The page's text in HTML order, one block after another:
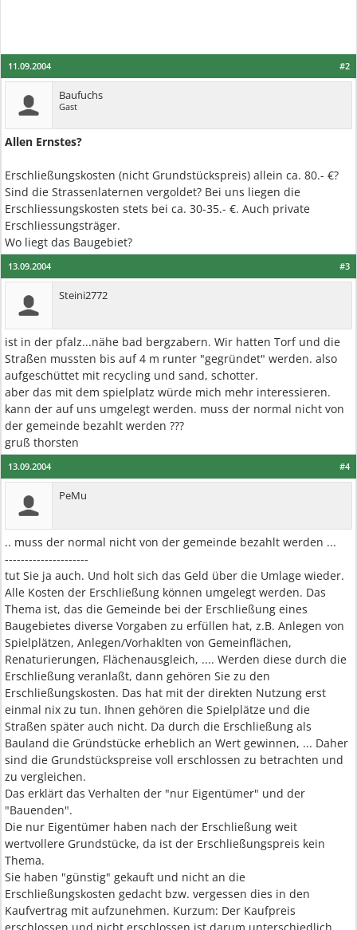
#2
11.09.2004
Baufuchs
Gast
Allen Ernstes?
Erschließungskosten (nicht Grundstückspreis) allein ca. 80.- €?
Sind die Strassenlaternen vergoldet? Bei uns liegen die
Erschliessungskosten stets bei ca. 30-35.- €. Auch private
Erschliessungsträger.
Wo liegt das Baugebiet?
#3
13.09.2004
Steini2772
ist in der pfalz...nähe bad bergzabern. Wir hatten Torf und die
Straßen mussten bis auf 4 m runter "gegründet" werden. also
aufgeschüttet mit recycling und sand, schotter.
aber das mit dem spielplatz würde mich mehr interessieren.
kann der auf uns umgelegt werden. muss der normal nicht von
der gemeinde bezahlt werden ???
gruß thorsten
#4
13.09.2004
PeMu
.. muss der normal nicht von der gemeinde bezahlt werden ...
---------------------
tut Sie ja auch. Und holt sich das Geld über die Umlage wieder.
Alle Kosten der Erschließung können umgelegt werden. Das
Thema ist, das die Gemeinde bei der Erschließung eines
Baugebietes diverse Vorgaben zu erfüllen hat, z.B. Anlegen von
Spielplätzen, Anlegen/Vorhaklten von Gemeinflächen,
Renaturierungen, Flächenausgleich, .... Werden diese durch die
Erschließung veranlaßt, dann gehören Sie zu den
Erschließungskosten. Das hat mit der direkten Nutzung erst
einmal nix zu tun. Ihnen gehören die Spielplätze und die
Straßen später auch nicht. Da durch die Erschließung als
Bauland die Gründstücke erheblich an Wert gewinnen, ... Daher
sind die Grundstückspreise voll erschlossen zu betrachten und
zu vergleichen.
Das erklärt das Verhalten der "nur Eigentümer" und der
"Bauenden".
Die nur Eigentümer haben nach der Erschließung weit
wertvollere Grundstücke, da ist der Erschließungspreis kein
Thema.
Sie haben "günstig" gekauft und nicht an die
Erschließungskosten gedacht bzw. vergessen dies in den
Kaufvertrag mit aufzunehmen. Kurzum: Der Kaufpreis